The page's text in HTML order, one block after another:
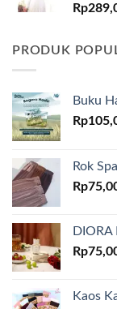
Rp
PRODUK
Buku
Rp
Rok
Rp
DIORA
Rp
Kaos